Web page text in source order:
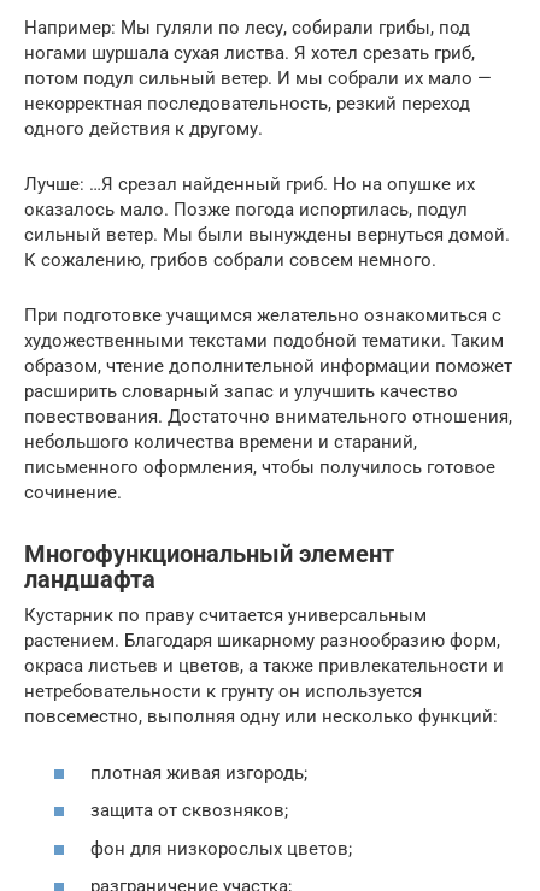
Например: Мы гуляли по лесу, собирали грибы, под
ногами шуршала сухая листва. Я хотел срезать гриб,
потом подул сильный ветер. И мы собрали их мало —
некорректная последовательность, резкий переход
одного действия к другому.
Лучше: …Я срезал найденный гриб. Но на опушке их
оказалось мало. Позже погода испортилась, подул
сильный ветер. Мы были вынуждены вернуться домой.
К сожалению, грибов собрали совсем немного.
При подготовке учащимся желательно ознакомиться с
художественными текстами подобной тематики. Таким
образом, чтение дополнительной информации поможет
расширить словарный запас и улучшить качество
повествования. Достаточно внимательного отношения,
небольшого количества времени и стараний,
письменного оформления, чтобы получилось готовое
сочинение.
Многофункциональный элемент
ландшафта
Кустарник по праву считается универсальным
растением. Благодаря шикарному разнообразию форм,
окраса листьев и цветов, а также привлекательности и
нетребовательности к грунту он используется
повсеместно, выполняя одну или несколько функций:
плотная живая изгородь;
защита от сквозняков;
фон для низкорослых цветов;
разграничение участка;